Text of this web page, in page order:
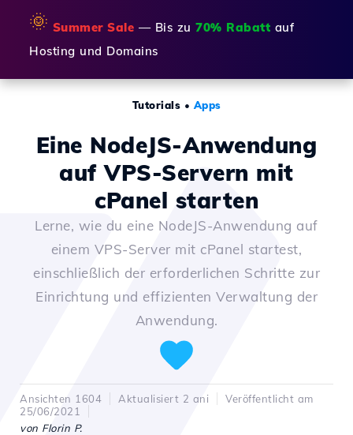
🌞 Summer Sale — Bis zu 70% Rabatt auf
Hosting und Domains
Tutorials • Apps
Eine NodeJS-Anwendung
auf VPS-Servern mit
cPanel starten
Lerne, wie du eine NodeJS-Anwendung auf
einem VPS-Server mit cPanel startest,
einschließlich der erforderlichen Schritte zur
Einrichtung und effizienten Verwaltung der
Anwendung.
Ansichten 1604 Aktualisiert 2 ani
Veröffentlicht am
25/06/2021
von Florin P.